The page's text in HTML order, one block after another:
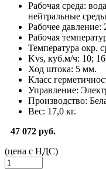
Рабочая среда:
нейтральные
Рабочее давление:
Рабочая
Температура окр.
Kvs, куб.м/ч: 10;
Ход штока: 5 мм.
Класс
Управление:
Производство:
Вес: 17,0 кг.
47 072 руб.
(цена с НДС)